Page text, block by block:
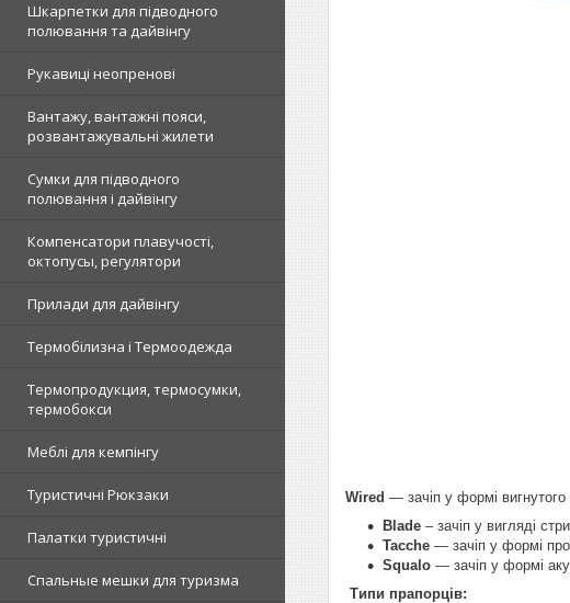
Шкарпетки для підводного
полювання та дайвінгу
Рукавиці неопренові
Вантажу, вантажні пояси,
розвантажувальні жилети
Сумки для підводного
полювання і дайвінгу
Компенсатори плавучості,
октопусы, регулятори
Прилади для дайвінгу
Термобілизна і Термоодежда
Термопродукция, термосумки,
термобокси
Меблі для кемпінгу
Туристичні Рюкзаки
Палатки туристичні
Спальные мешки для туризма
Wired — зачіп у формі вигнутого
Blade – зачіп у вигляді
Tacche — зачіп у формі
Squalo — зачіп у формі
Типи прапорців: